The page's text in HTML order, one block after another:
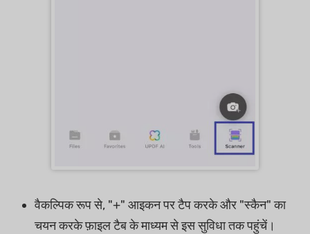
वैकल्पिक रूप से, "+" आइकन पर टैप करके और "स्कैन" का
चयन करके फ़ाइल टैब के माध्यम से इस सुविधा तक पहुंचें।